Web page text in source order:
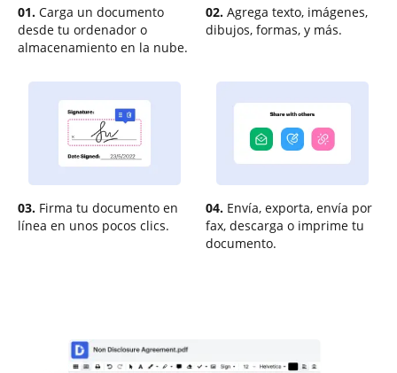
01. Carga un documento
desde tu ordenador o
almacenamiento en la nube.
02. Agrega texto, imágenes,
dibujos, formas, y más.
03. Firma tu documento en
línea en unos pocos clics.
04. Envía, exporta, envía por
fax, descarga o imprime tu
documento.